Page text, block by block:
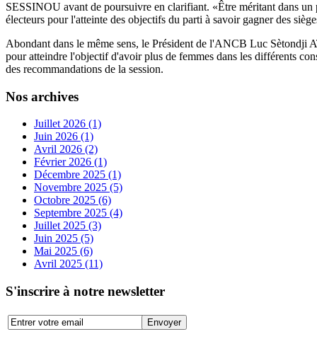
SESSINOU avant de poursuivre en clarifiant. «Être méritant dans
électeurs pour l'atteinte des objectifs du parti à savoir gagner des
Abondant dans le même sens, le Président de l'ANCB Luc Sètondji
pour atteindre l'objectif d'avoir plus de femmes dans les différents
des recommandations de la session.
Nos archives
Juillet 2026 (1)
Juin 2026 (1)
Avril 2026 (2)
Février 2026 (1)
Décembre 2025 (1)
Novembre 2025 (5)
Octobre 2025 (6)
Septembre 2025 (4)
Juillet 2025 (3)
Juin 2025 (5)
Mai 2025 (6)
Avril 2025 (11)
S'inscrire à notre newsletter